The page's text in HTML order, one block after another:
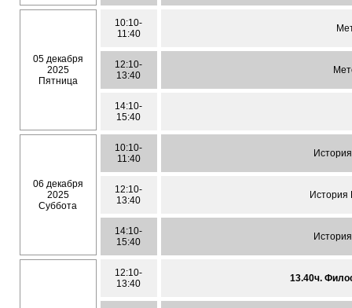
05 декабря
2025
Пятница
10:10-
11:40
12:10-
13:40
14:10-
15:40
06 декабря
2025
Суббота
10:10-
11:40
12:10-
13:40
14:10-
15:40
12:10-
13:40
13.40ч.